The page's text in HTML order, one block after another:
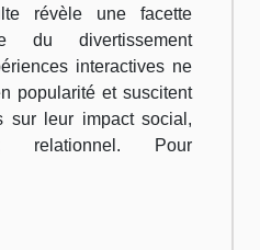
révèle une facette
du divertissement
interactives ne
popularité et suscitent
sur leur impact social,
relationnel. Pour